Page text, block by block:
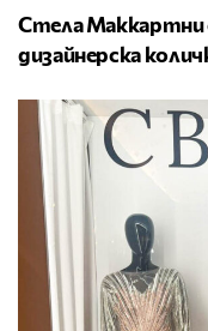
Стела Маккартни
дизайнерска